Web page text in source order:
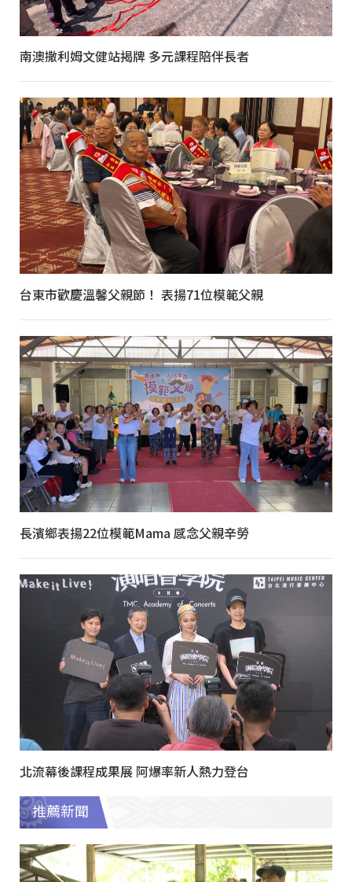
南澳撒利姆文健站揭牌 多元課程陪伴長者
台東市歡慶溫馨父親節！ 表揚71位模範父親
長濱鄉表揚22位模範Mama 感念父親辛勞
北流幕後課程成果展 阿爆率新人熱力登台
推薦新聞